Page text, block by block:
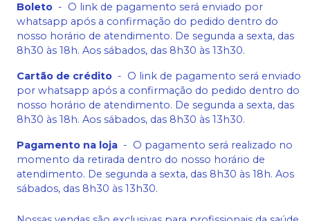
Boleto - O link de pagamento será enviado por
whatsapp após a confirmação do pedido dentro do
nosso horário de atendimento. De segunda a sexta, das
8h30 às 18h. Aos sábados, das 8h30 às 13h30.
Cartão de crédito - O link de pagamento será enviado
por whatsapp após a confirmação do pedido dentro do
nosso horário de atendimento. De segunda a sexta, das
8h30 às 18h. Aos sábados, das 8h30 às 13h30.
Pagamento na loja - O pagamento será realizado no
momento da retirada dentro do nosso horário de
atendimento. De segunda a sexta, das 8h30 às 18h. Aos
sábados, das 8h30 às 13h30.